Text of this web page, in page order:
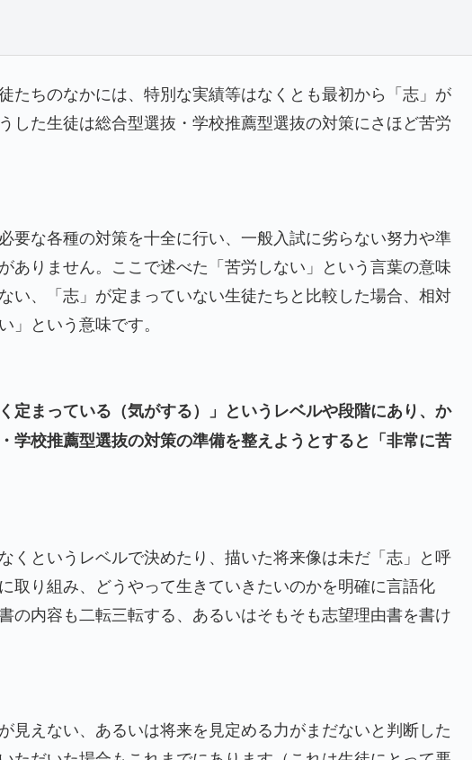
たちのなかには、特別な実績等はなくとも最初から「志」が
した生徒は総合型選抜・学校推薦型選抜の対策にさほど苦労
要な各種の対策を十全に行い、一般入試に劣らない努力や準
ありません。ここで述べた「苦労しない」という言葉の意味
い、「志」が定まっていない生徒たちと比較した場合、相対
」という意味です。
定まっている（気がする）」というレベルや段階にあり、か
学校推薦型選抜の対策の準備を整えようとすると「非常に苦
くというレベルで決めたり、描いた将来像は未だ「志」と呼
取り組み、どうやって生きていきたいのかを明確に言語化
の内容も二転三転する、あるいはそもそも志望理由書を書け
見えない、あるいは将来を見定める力がまだないと判断した